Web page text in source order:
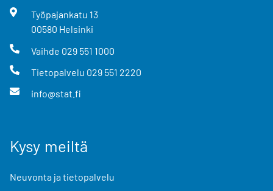
Työpajankatu 13
00580 Helsinki
Vaihde 029 551 1000
Tietopalvelu 029 551 2220
info@stat.fi
Kysy meiltä
Neuvonta ja tietopalvelu